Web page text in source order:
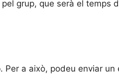
grup, que serà el temps
a això, podeu enviar un